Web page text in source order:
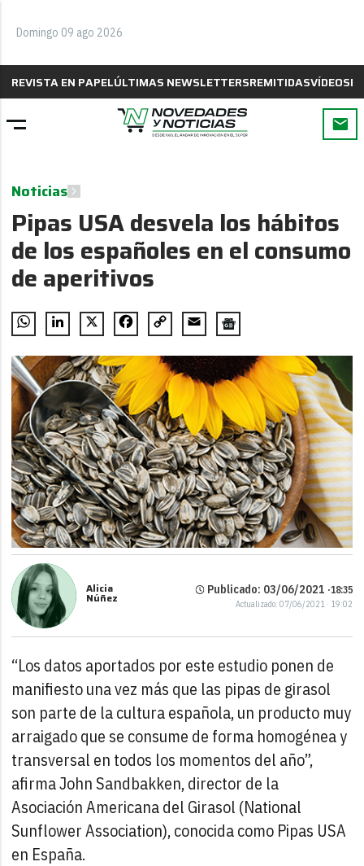
Domingo 09 ago 2026
REVISTA EN PAPELÚLTIMAS NEWSLETTERSREMITIDASVÍDEOS
Noticias
Pipas USA desvela los hábitos
de los españoles en el consumo
de aperitivos
WhatsAppLinkedIn
X FacebookCopy
Email
Alicia
Núñez
Publicado: 03/06/2021 ·18:35
Actualizado: 07/06/2021 · 19:02
“Los datos aportados por este estudio ponen de
manifiesto una vez más que las pipas de girasol
son parte de la cultura española, un producto muy
arraigado que se consume de forma homogénea y
transversal en todos los momentos del año”,
afirma John Sandbakken, director de la
Asociación Americana del Girasol (National
Sunflower Association), conocida como Pipas USA
en España.